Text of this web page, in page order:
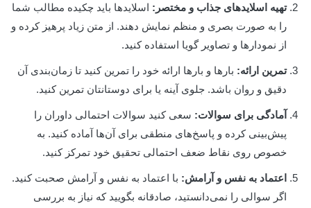
تهیه اسلایدهای جذاب و مختصر: اسلایدها باید چکیده مطالب شما
را به صورت بصری و منظم نمایش دهند. از متن زیاد پرهیز کرده و
از نمودارها و تصاویر گویا استفاده کنید.
تمرین ارائه: بارها و بارها ارائه خود را تمرین کنید تا زمان‌بندی آن
دقیق و روان باشد. جلوی آینه یا برای دوستانتان تمرین کنید.
آمادگی برای سوالات: سعی کنید سوالات احتمالی داوران را
پیش‌بینی کرده و پاسخ‌های منطقی برای آن‌ها آماده کنید. به
خصوص روی نقاط ضعف احتمالی تحقیق خود تمرکز کنید.
اعتماد به نفس و آرامش: با اعتماد به نفس و آرامش صحبت کنید.
اگر سوالی را نمی‌دانستید، صادقانه بگویید که نیاز به بررسی